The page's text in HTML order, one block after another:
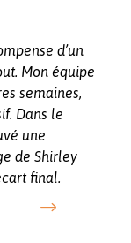
d’un
Mon équipe
semaines,
Dans le
une
de Shirley
final.